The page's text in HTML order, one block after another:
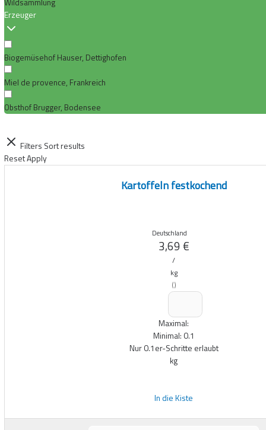
Wildsammlung
Erzeuger
Biogemüsehof Hauser, Dettighofen
Miel de provence, Frankreich
Obsthof Brugger, Bodensee
Filters Sort results
ResetApply
Kartoffeln festkochend
Deutschland
3,69 €
/
kg
()
Maximal:
Minimal: 0.1
Nur 0.1 er-Schritte erlaubt
kg
In die Kiste